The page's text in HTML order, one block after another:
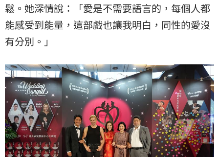
鬆。她深情說：「愛是不需要語言的，每個人都
能感受到能量，這部戲也讓我明白，同性的愛沒
有分別。」